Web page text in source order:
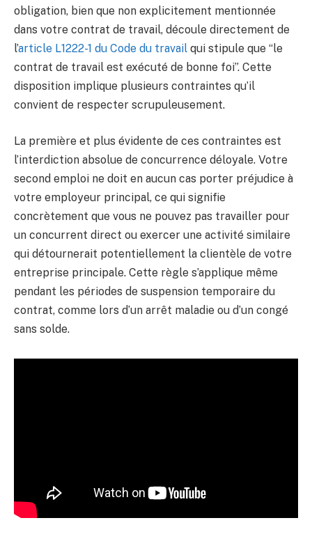
obligation, bien que non explicitement mentionnée
dans votre contrat de travail, découle directement de
l’article L1222-1 du Code du travail qui stipule que “le
contrat de travail est exécuté de bonne foi”. Cette
disposition implique plusieurs contraintes qu’il
convient de respecter scrupuleusement.
La première et plus évidente de ces contraintes est
l’interdiction absolue de concurrence déloyale. Votre
second emploi ne doit en aucun cas porter préjudice à
votre employeur principal, ce qui signifie
concrètement que vous ne pouvez pas travailler pour
un concurrent direct ou exercer une activité similaire
qui détournerait potentiellement la clientèle de votre
entreprise principale. Cette règle s’applique même
pendant les périodes de suspension temporaire du
contrat, comme lors d’un arrêt maladie ou d’un congé
sans solde.